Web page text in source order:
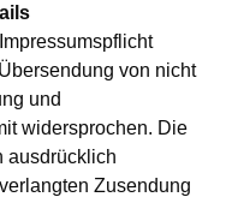
von nicht
und
widersprochen. Die
ausdrücklich
Zusendung